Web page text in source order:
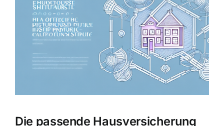
Weitere Tarifvergleiche
Hilfe und Kontakt
Die passende Hausversicherung